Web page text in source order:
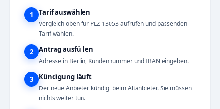
1 Tarif auswählen
Vergleich oben für PLZ 13053 aufrufen und passenden
Tarif wählen.
2 Antrag ausfüllen
Adresse in Berlin, Kundennummer und IBAN eingeben.
3 Kündigung läuft
Der neue Anbieter kündigt beim Altanbieter. Sie müssen
nichts weiter tun.